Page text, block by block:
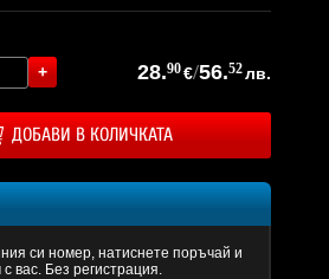
28.90€/56.52лв.
ДОБАВИ В КОЛИЧКАТА
си номер, натиснете поръчай и
вас. Без регистрация.